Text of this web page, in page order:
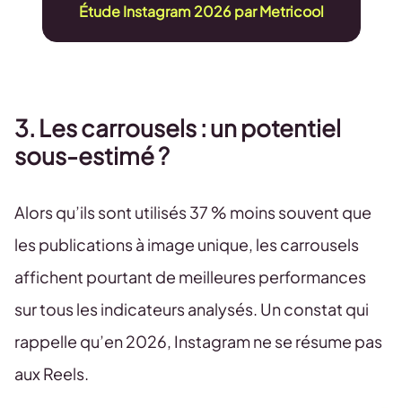
Étude Instagram 2026 par Metricool
3. Les carrousels : un potentiel
sous-estimé ?
Alors qu’ils sont utilisés 37 % moins souvent que
les publications à image unique, les carrousels
affichent pourtant de meilleures performances
sur tous les indicateurs analysés. Un constat qui
rappelle qu’en 2026, Instagram ne se résume pas
aux Reels.